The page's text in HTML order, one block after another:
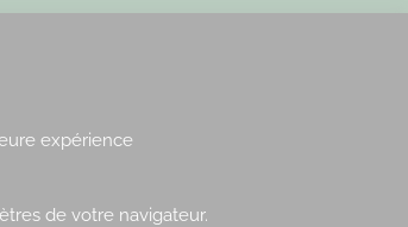
du site
expérience
de votre navigateur.